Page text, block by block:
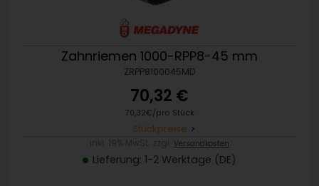
Zahnriemen 1000-RPP8-45 mm
ZRPP8100045MD
70,32 €
70,32€/pro Stück
Stückpreise
Versandkosten
Lieferung: 1-2 Werktage (DE)